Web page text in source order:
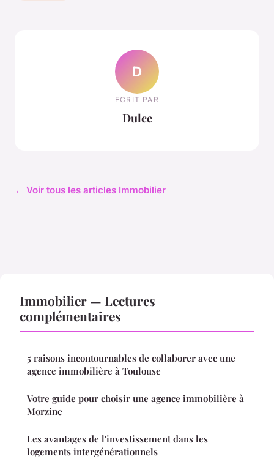
D
ECRIT PAR
Dulce
← Voir tous les articles Immobilier
Immobilier — Lectures
complémentaires
5 raisons incontournables de collaborer avec une
agence immobilière à Toulouse
Votre guide pour choisir une agence immobilière à
Morzine
Les avantages de l'investissement dans les
logements intergénérationnels